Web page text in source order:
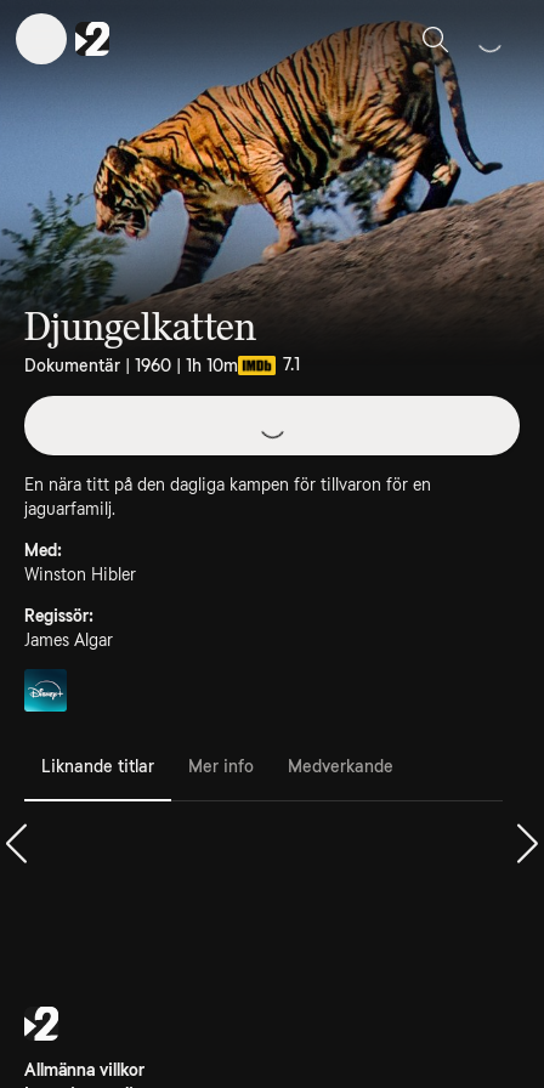
Sök
Djungelkatten
Dokumentär | 1960 | 1h 10m 7.1
En nära titt på den dagliga kampen för tillvaron för en
jaguarfamilj.
Med:
Winston Hibler
Regissör:
James Algar
Liknande titlar Mer info Medverkande
Allmänna villkor